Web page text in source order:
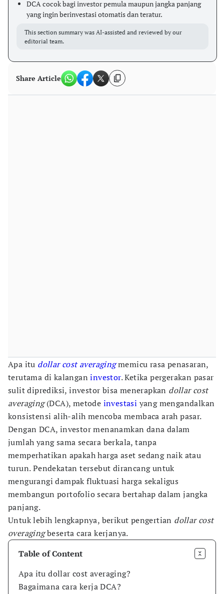
DCA cocok bagi investor pemula maupun jangka panjang
yang ingin berinvestasi otomatis dan teratur.
This section summary was AI-assisted and reviewed by our
editorial team.
Share Article
Apa itu dollar cost averagingmemicu rasa penasaran,
terutama di kalanganinvestor. Ketika pergerakan pasar
sulit diprediksi, investor bisa menerapkan dollar cost
averaging(DCA), metode investasi yang mengandalkan
konsistensi alih-alih mencoba membaca arah pasar.
Dengan DCA, investor menanamkan dana dalam
jumlah yang sama secara berkala, tanpa
memperhatikan apakah harga aset sedang naik atau
turun. Pendekatan tersebut dirancang untuk
mengurangi dampak fluktuasi harga sekaligus
membangun portofolio secara bertahap dalam jangka
panjang.
Untuk lebih lengkapnya, berikut pengertian dollar cost
overagingbeserta cara kerjanya.
Table of Content
Apa itu dollar cost averaging?
Bagaimana cara kerja DCA?